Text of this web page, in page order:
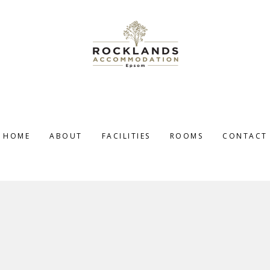
HOME ABOUT FACILITIES ROOMS CONTACT